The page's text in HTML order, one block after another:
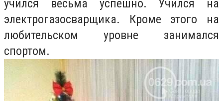
учился весьма успешно. Учился на
электрогазосварщика. Кроме этого на
любительском уровне занимался
спортом.